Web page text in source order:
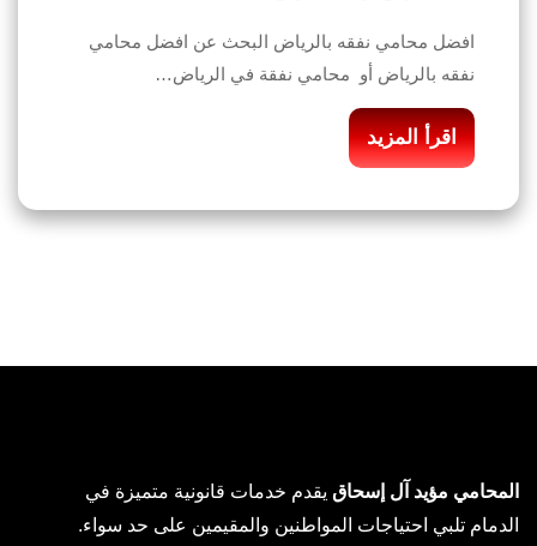
افضل محامي نفقه بالرياض البحث عن افضل محامي
نفقه بالرياض أو محامي نفقة في الرياض…
اقرأ المزيد
المحامي مؤيد آل إسحاق يقدم خدمات قانونية متميزة في
الدمام تلبي احتياجات المواطنين والمقيمين على حد سواء.